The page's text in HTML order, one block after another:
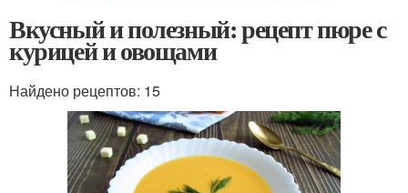
Вкусный и полезный: рецепт пюре с
курицей и овощами
Найдено рецептов: 15